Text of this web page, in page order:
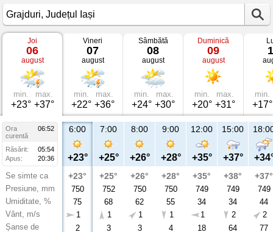
Vremea
Grajduri
Județul
Iași
Joi
06
august
min.
+23°
max.
+37°
Vineri
07
august
min.
+22°
max.
+36°
Sâmbătă
08
august
min.
+24°
max.
+30°
Duminică
09
august
min.
+20°
max.
+31°
min.
+17°
Ora
06:52
curentă
Răsărit:
05:54
Apus:
20:36
Se simte ca
Presiune, mm
Umiditate, %
Vânt, m/s
Șanse de
6:00
+23°
+23°
750
75
1
2
7:00
+25°
+25°
752
68
1
3
8:00
+26°
+26°
750
62
1
3
9:00
+28°
+28°
750
55
1
4
12:00
+35°
+35°
749
34
1
18
15:00
+37°
+38°
749
34
2
64
+37°
749
44
2
77